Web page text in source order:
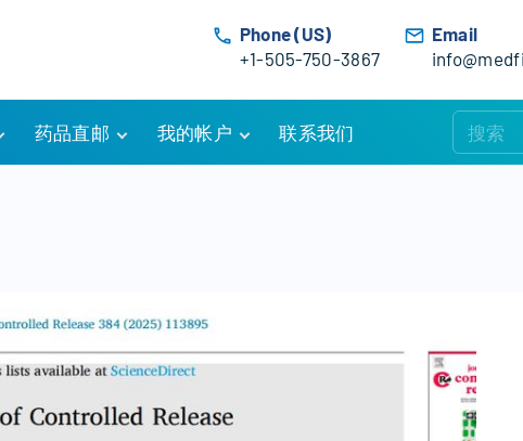
Phone (US)
+1-505-750-3867
Email
药品直邮
服务条款
我的帐户 联系我们